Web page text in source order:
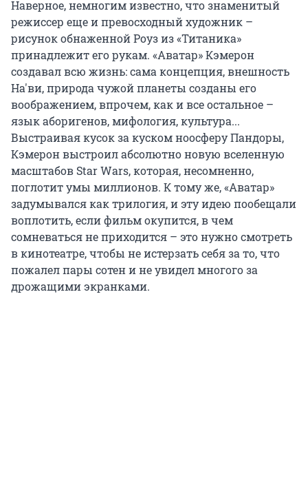
Наверное, немногим известно, что знаменитый
режиссер еще и превосходный художник –
рисунок обнаженной Роуз из «Титаника»
принадлежит его рукам. «Аватар» Кэмерон
создавал всю жизнь: сама концепция, внешность
На'ви, природа чужой планеты созданы его
воображением, впрочем, как и все остальное –
язык аборигенов, мифология, культура...
Выстраивая кусок за куском ноосферу Пандоры,
Кэмерон выстроил абсолютно новую вселенную
масштабов Star Wars, которая, несомненно,
поглотит умы миллионов. К тому же, «Аватар»
задумывался как трилогия, и эту идею пообещали
воплотить, если фильм окупится, в чем
сомневаться не приходится – это нужно смотреть
в кинотеатре, чтобы не истерзать себя за то, что
пожалел пары сотен и не увидел многого за
дрожащими экранками.